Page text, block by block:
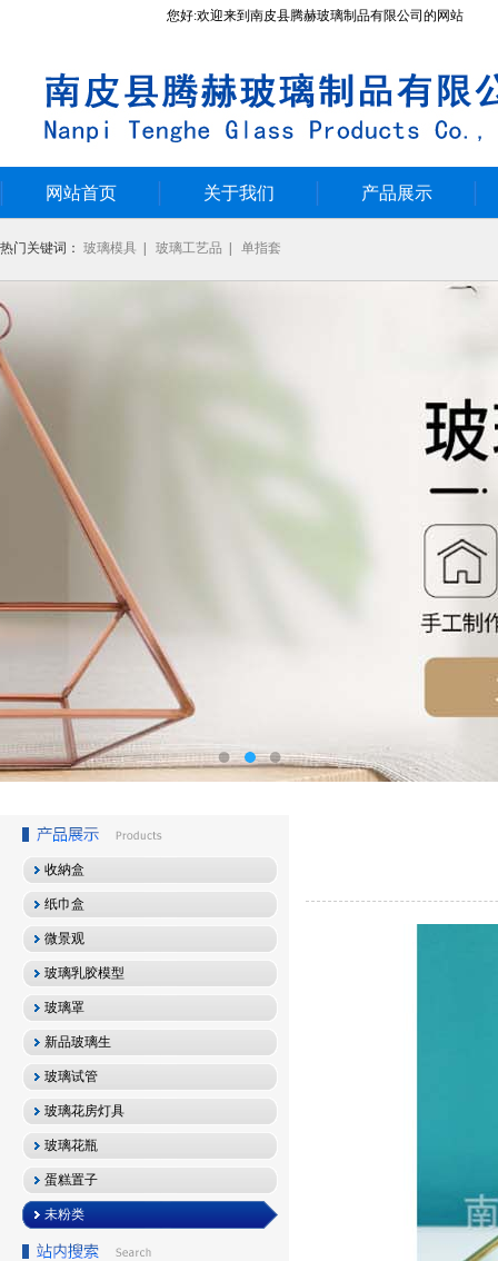
您好:欢迎来到南皮县腾赫玻璃制品有限公司的网站
网站首页 关于我们 产品展示
热门关键词： 玻璃模具 玻璃工艺品 单指套
收納盒
纸巾盒
微景观
玻璃乳胶模型
玻璃罩
新品玻璃生
玻璃试管
玻璃花房灯具
玻璃花瓶
蛋糕置子
未粉类